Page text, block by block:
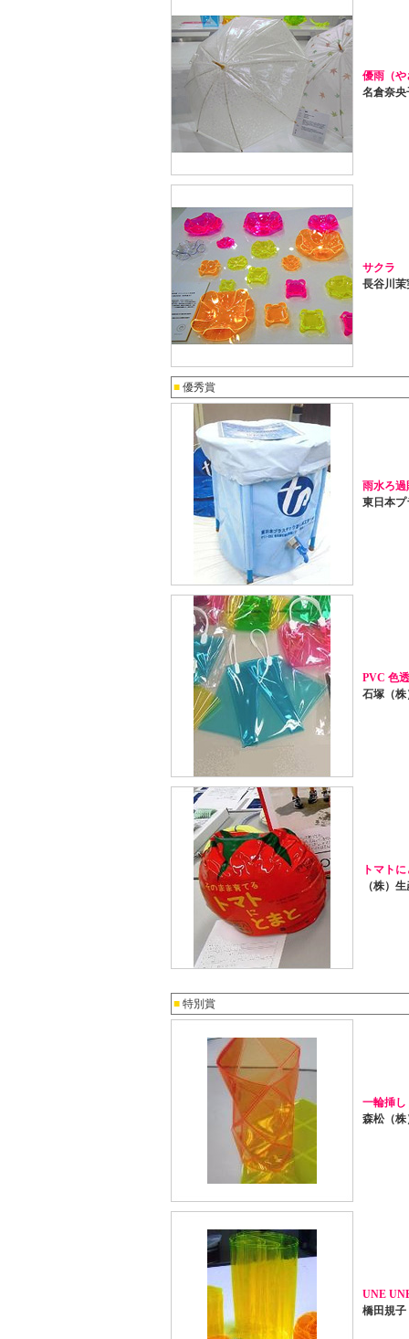
優雨（や
名倉奈央
サクラ
長谷川茉
■ 優秀賞
雨水ろ過
東日本プ
PVC 色
石塚（株
トマト
（株）
■ 特別賞
一輪挿し
森松（株
UNE
橋田規子